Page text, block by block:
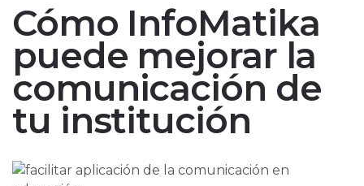
Cómo InfoMatika
puede mejorar la
comunicación de
tu institución